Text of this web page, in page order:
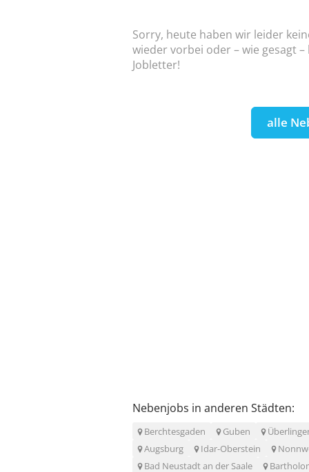
Sorry, heute haben wir leider
wieder vorbei oder – wie gesagt
Jobletter!
alle
Nebenjobs in anderen Städten:
Berchtesgaden Guben
Augsburg
Idar-Oberstein
Bad Neustadt an der Saale